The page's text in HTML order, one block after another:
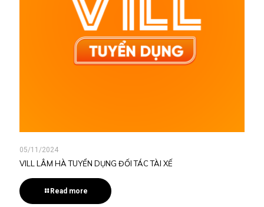
05/11/2024
VILL LÂM HÀ TUYỂN DỤNG ĐỐI TÁC TÀI XẾ
Read more